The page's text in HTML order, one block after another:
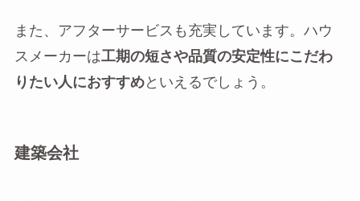
また、アフターサービスも充実しています。ハウ
スメーカーは工期の短さや品質の安定性にこだわ
りたい人におすすめといえるでしょう。
建築会社